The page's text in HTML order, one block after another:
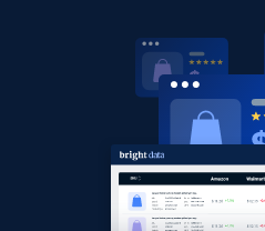
Amazon products
Amazon products by
Title, Seller name, Brand,
price, Currency,